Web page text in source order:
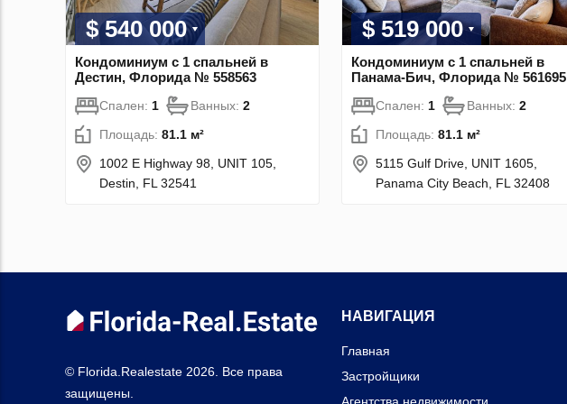
$ 540 000
Кондоминиум с 1 спальней в
Дестин, Флорида № 558563
Спален: 1 Ванных: 2
Площадь: 81.1 м²
1002 E Highway 98, UNIT 105,
Destin, FL 32541
$ 519 000
Кондоминиум с 1 спальней в
Панама-Бич, Флорида № 561695
Спален: 1 Ванных: 2
Площадь: 81.1 м²
5115 Gulf Drive, UNIT 1605,
Panama City Beach, FL 32408
© Florida.Realestate 2026. Все права
защищены.
НАВИГАЦИЯ
Главная
Застройщики